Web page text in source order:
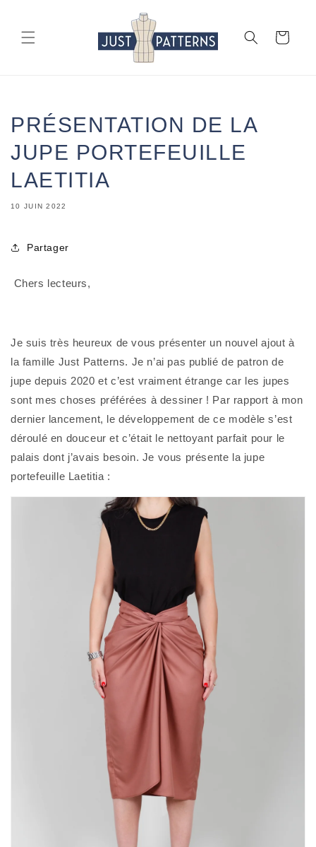
au
contenu
Panier
PRÉSENTATION DE LA
JUPE PORTEFEUILLE
LAETITIA
10 JUIN 2022
Partager
Chers lecteurs,
Je suis très heureux de vous présenter un nouvel ajout à
la famille Just Patterns. Je n’ai pas publié de patron de
jupe depuis 2020 et c’est vraiment étrange car les jupes
sont mes choses préférées à dessiner ! Par rapport à mon
dernier lancement, le développement de ce modèle s’est
déroulé en douceur et c’était le nettoyant parfait pour le
palais dont j’avais besoin. Je vous présente la jupe
portefeuille Laetitia :